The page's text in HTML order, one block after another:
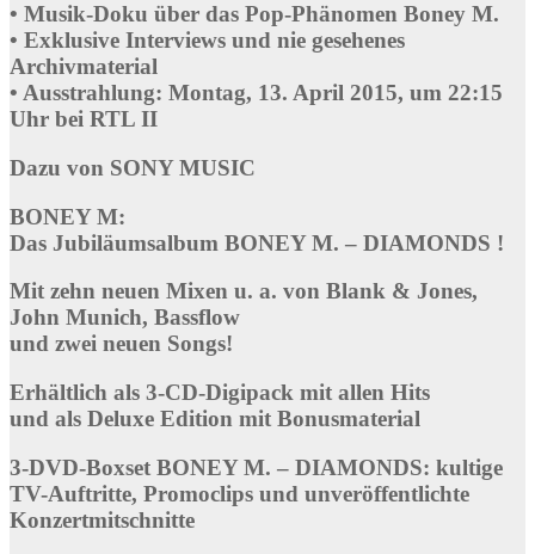
• Musik-Doku über das Pop-Phänomen Boney M.
• Exklusive Interviews und nie gesehenes
Archivmaterial
• Ausstrahlung: Montag, 13. April 2015, um 22:15
Uhr bei RTL II
Dazu von SONY MUSIC
BONEY M:
Das Jubiläumsalbum BONEY M. – DIAMONDS !
Mit zehn neuen Mixen u. a. von Blank & Jones,
John Munich, Bassflow
und zwei neuen Songs!
Erhältlich als 3-CD-Digipack mit allen Hits
und als Deluxe Edition mit Bonusmaterial
3-DVD-Boxset BONEY M. – DIAMONDS: kultige
TV-Auftritte, Promoclips und unveröffentlichte
Konzertmitschnitte